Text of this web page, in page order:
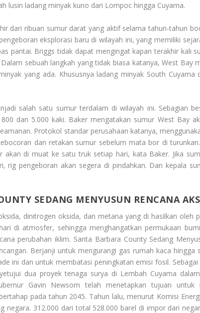
lusin ladang minyak kuno dari Lompoc hingga Cuyama.
dari ribuan sumur darat yang aktif selama tahun-tahun
eksplorasi baru di wilayah ini, yang memiliki
pantai. Briggs tidak dapat mengingat kapan terakhir kali
sebuah langkah yang tidak biasa katanya, West Bay
yang ada. Khususnya ladang minyak South Cuyama
salah satu sumur terdalam di wilayah ini. Sebagian
dan 5.000 kaki. Baker mengatakan sumur West Bay
Protokol standar perusahaan katanya,
dan retakan sumur sebelum mata bor di
akan di muat ke satu truk setiap hari, kata Baker. Jika
rig pengeboran akan segera di pindahkan. Dan kepala
SEDANG MENYUSUN RENCANA
dinitrogen oksida, dan metana yang di hasilkan oleh
di atmosfer, sehingga menghangatkan permukaan
perubahan iklim. Santa Barbara County Sedang
Berjanji untuk mengurangi gas rumah kaca hingga
ini dan untuk membatasi peningkatan emisi fosil.
dua proyek tenaga surya di Lembah Cuyama
Gavin Newsom telah menetapkan tujuan untuk
pada tahun 2045. Tahun lalu, menurut Komisi
negara. 312.000 dari total 528.000 barel di impor dari